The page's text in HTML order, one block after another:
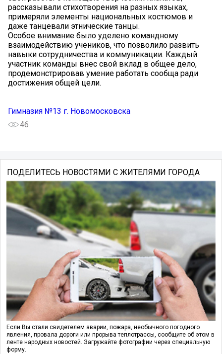
рассказывали стихотворения на разных языках,
примеряли элементы национальных костюмов и
даже танцевали этнические танцы.
Особое внимание было уделено командному
взаимодействию учеников, что позволило развить
навыки сотрудничества и коммуникации. Каждый
участник команды внес свой вклад в общее дело,
продемонстрировав умение работать сообща ради
достижения общей цели.
Гимназия №13 г. Новомосковска
46
ПОДЕЛИТЕСЬ НОВОСТЯМИ С ЖИТЕЛЯМИ ГОРОДА
Если Вы стали свидетелем аварии, пожара, необычного погодного
явления, провала дороги или прорыва теплотрассы, сообщите об этом в
ленте народных новостей. Загружайте фотографии через специальную
форму.